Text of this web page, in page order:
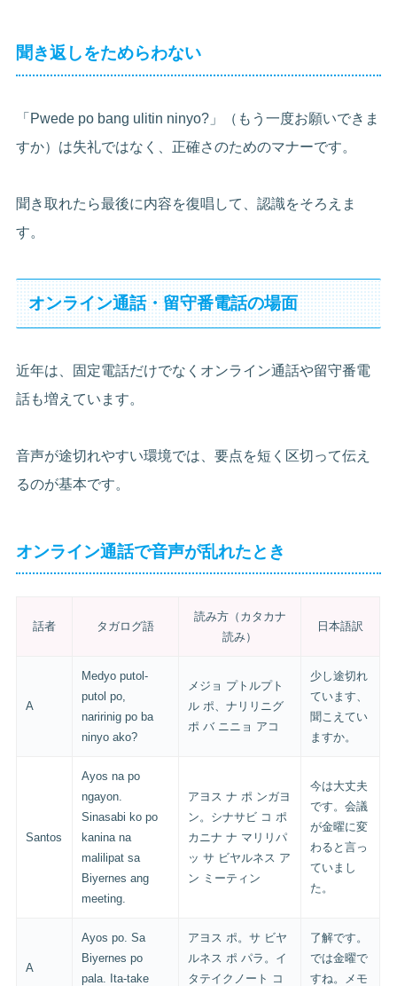
聞き返しをためらわない
「Pwede po bang ulitin ninyo?」（もう一度お願いできま
すか）は失礼ではなく、正確さのためのマナーです。
聞き取れたら最後に内容を復唱して、認識をそろえま
す。
オンライン通話・留守番電話の場面
近年は、固定電話だけでなくオンライン通話や留守番電
話も増えています。
音声が途切れやすい環境では、要点を短く区切って伝え
るのが基本です。
オンライン通話で音声が乱れたとき
話者 タガログ語
読み方（カタカナ
読み）
日本語訳
A
Medyo putol-
putol po,
naririnig po ba
ninyo ako?
メジョ プトルプト
ル ポ、ナリリニグ
ポ バ ニニョ アコ
少し途切れ
ています、
聞こえてい
ますか。
Santos
Ayos na po
ngayon.
Sinasabi ko po
kanina na
malilipat sa
Biyernes ang
meeting.
アヨス ナ ポ ンガヨ
ン。シナサビ コ ポ
カニナ ナ マリリパ
ッ サ ビヤルネス ア
ン ミーティン
今は大丈夫
です。会議
が金曜に変
わると言っ
ていまし
た。
A
Ayos po. Sa
Biyernes po
pala. Ita-take
アヨス ポ。サ ビヤ
ルネス ポ パラ。イ
タテイクノート コ
了解です。
では金曜で
すね。メモ